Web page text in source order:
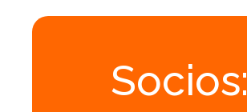
Socios: